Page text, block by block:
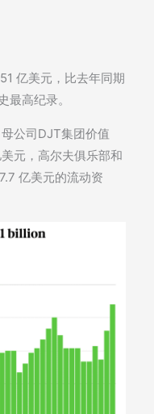
亿美元，比去年同期
最高纪录。
公司DJT集团价值
元，高尔夫俱乐部和
亿美元的流动资